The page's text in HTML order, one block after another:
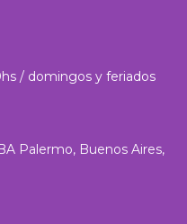
/ domingos y feriados
Palermo, Buenos Aires,